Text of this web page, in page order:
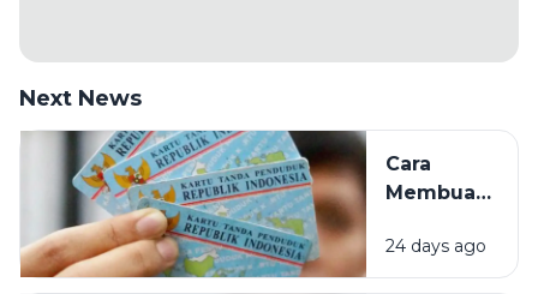
Next News
Cara
Membuat
Elektronik
(e-KTP)
24 days ago